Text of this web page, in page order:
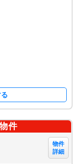
件
物件
詳細